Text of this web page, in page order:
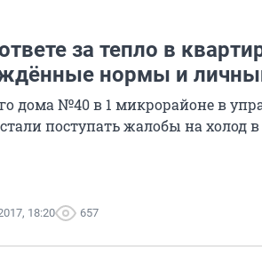
за тепло в
нормы и
дома №40 в 1 микрорайоне в
поступать жалобы на холод
18:20 657